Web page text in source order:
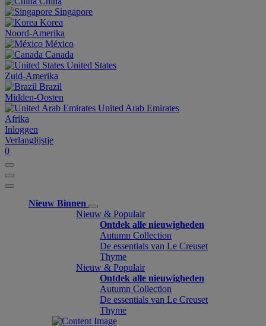
Singapore
Korea
Noord-Amerika
México
Canada
United States
Zuid-Amerika
Brazil
Midden-Oosten
United Arab Emirates
Afrika
Inloggen
Verlanglijstje
0
Nieuw Binnen
Nieuw & Populair
Ontdek alle nieuwigheden
Autumn Collection
De essentials van Le Creuset
Thyme
Nieuw & Populair
Ontdek alle nieuwigheden
Autumn Collection
De essentials van Le Creuset
Thyme